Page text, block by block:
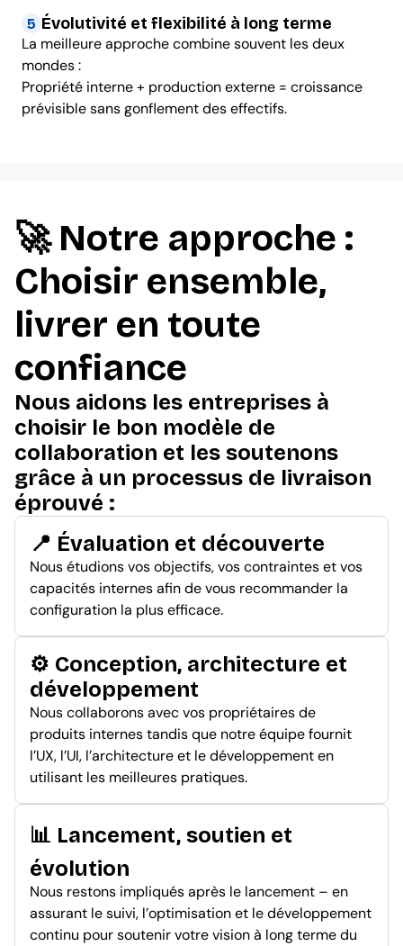
5 Évolutivité et flexibilité à long terme
La meilleure approche combine souvent les deux
mondes :
Propriété interne + production externe = croissance
prévisible sans gonflement des effectifs.
🚀 Notre approche :
Choisir ensemble,
livrer en toute
confiance
Nous aidons les entreprises à
choisir le bon modèle de
collaboration et les soutenons
grâce à un processus de livraison
éprouvé :
📍 Évaluation et découverte
Nous étudions vos objectifs, vos contraintes et vos
capacités internes afin de vous recommander la
configuration la plus efficace.
⚙️ Conception, architecture et
développement
Nous collaborons avec vos propriétaires de
produits internes tandis que notre équipe fournit
l’UX, l’UI, l’architecture et le développement en
utilisant les meilleures pratiques.
📊 Lancement, soutien et
évolution
Nous restons impliqués après le lancement – en
assurant le suivi, l’optimisation et le développement
continu pour soutenir votre vision à long terme du